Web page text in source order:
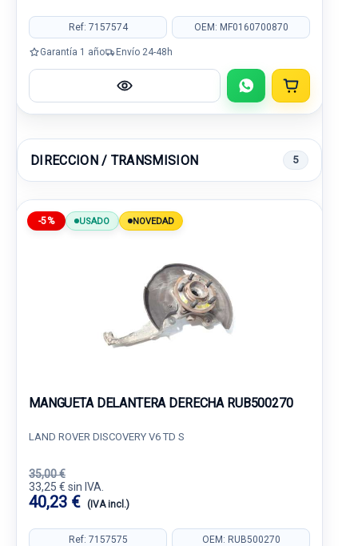
Ref: 7157574 OEM: MF0160700870
Garantía 1 año Envío 24-48h
DIRECCION / TRANSMISION 5
-5% USADO NOVEDAD
MANGUETA DELANTERA DERECHA RUB500270
LAND ROVER DISCOVERY V6 TD S
35,00 €
33,25 € sin IVA.
40,23 € (IVA incl.)
Ref: 7157575 OEM: RUB500270